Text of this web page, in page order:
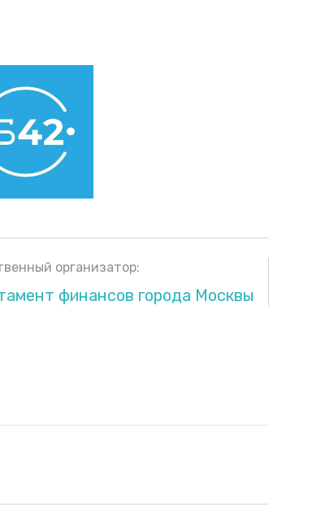
организатор:
финансов города Москвы